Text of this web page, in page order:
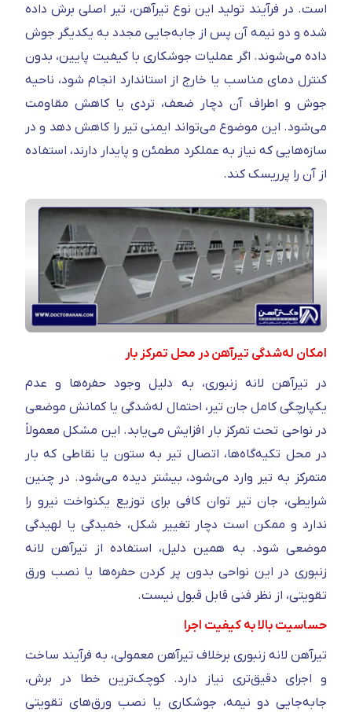
است. در فرآیند تولید این نوع تیرآهن، تیر اصلی برش داده
شده و دو نیمه آن پس از جابه‌جایی مجدد به یکدیگر جوش
داده می‌شوند. اگر عملیات جوشکاری با کیفیت پایین، بدون
کنترل دمای مناسب یا خارج از استاندارد انجام شود، ناحیه
جوش و اطراف آن دچار ضعف، تردی یا کاهش مقاومت
می‌شود. این موضوع می‌تواند ایمنی تیر را کاهش دهد و در
سازه‌هایی که نیاز به عملکرد مطمئن و پایدار دارند، استفاده
از آن را پرریسک کند.
امکان له‌شدگی تیرآهن در محل تمرکز بار
در تیرآهن لانه زنبوری، به دلیل وجود حفره‌ها و عدم
یکپارچگی کامل جان تیر، احتمال له‌شدگی یا کمانش موضعی
در نواحی تحت تمرکز بار افزایش می‌یابد. این مشکل معمولاً
در محل تکیه‌گاه‌ها، اتصال تیر به ستون یا نقاطی که بار
متمرکز به تیر وارد می‌شود، بیشتر دیده می‌شود. در چنین
شرایطی، جان تیر توان کافی برای توزیع یکنواخت نیرو را
ندارد و ممکن است دچار تغییر شکل، خمیدگی یا لهیدگی
موضعی شود. به همین دلیل، استفاده از تیرآهن لانه
زنبوری در این نواحی بدون پر کردن حفره‌ها یا نصب ورق
تقویتی، از نظر فنی قابل قبول نیست.
حساسیت بالا به کیفیت اجرا
تیرآهن لانه زنبوری برخلاف تیرآهن معمولی، به فرآیند ساخت
و اجرای دقیق‌تری نیاز دارد. کوچک‌ترین خطا در برش،
جابه‌جایی دو نیمه، جوشکاری یا نصب ورق‌های تقویتی